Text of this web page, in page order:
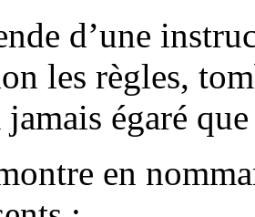
d’une
les règles,
jamais égaré
en